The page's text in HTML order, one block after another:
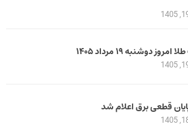
دوشنبه ۱۹ مرداد ۱۴۰۵
قطعی برق اعلام شد